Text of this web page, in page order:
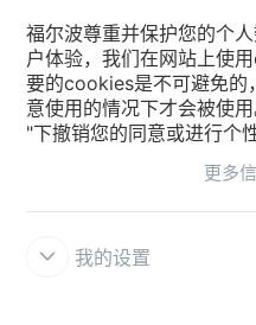
国家
选择你的国家
福尔波尊重并保护您的个
户体验，我们在网站上使
要的cookies是不可避免
意使用的情况下才会被使
"下撤销您的同意或进行个
更多
我的设置